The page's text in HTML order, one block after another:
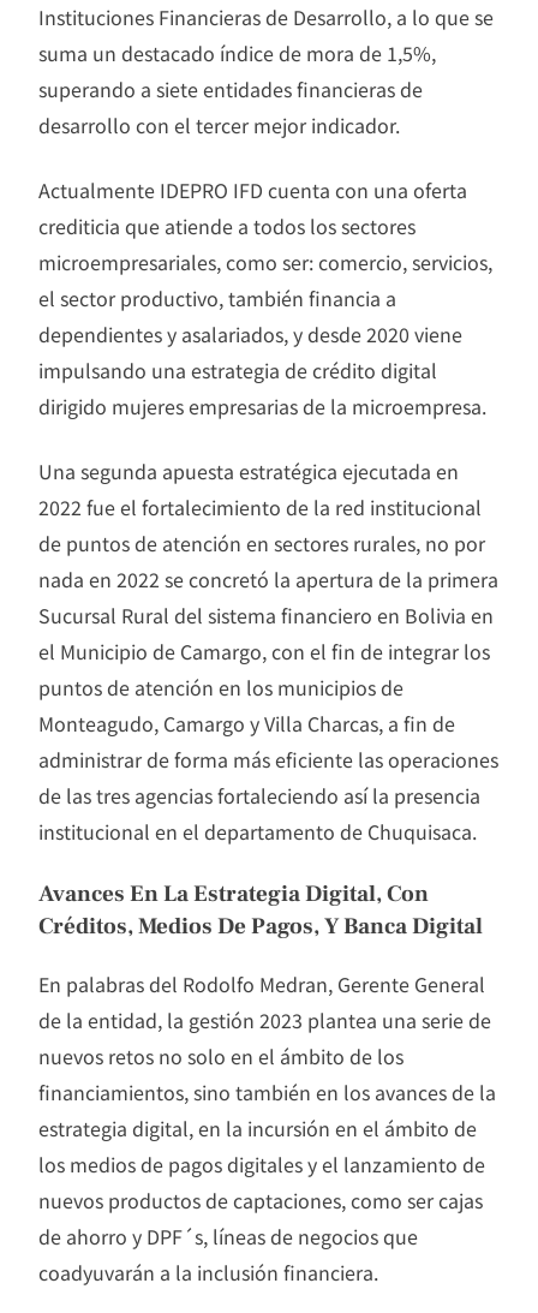
Instituciones Financieras de Desarrollo, a lo que se
suma un destacado índice de mora de 1,5%,
superando a siete entidades financieras de
desarrollo con el tercer mejor indicador.
Actualmente IDEPRO IFD cuenta con una oferta
crediticia que atiende a todos los sectores
microempresariales, como ser: comercio, servicios,
el sector productivo, también financia a
dependientes y asalariados, y desde 2020 viene
impulsando una estrategia de crédito digital
dirigido mujeres empresarias de la microempresa.
Una segunda apuesta estratégica ejecutada en
2022 fue el fortalecimiento de la red institucional
de puntos de atención en sectores rurales, no por
nada en 2022 se concretó la apertura de la primera
Sucursal Rural del sistema financiero en Bolivia en
el Municipio de Camargo, con el fin de integrar los
puntos de atención en los municipios de
Monteagudo, Camargo y Villa Charcas, a fin de
administrar de forma más eficiente las operaciones
de las tres agencias fortaleciendo así la presencia
institucional en el departamento de Chuquisaca.
Avances En La Estrategia Digital, Con
Créditos, Medios De Pagos, Y Banca Digital
En palabras del Rodolfo Medran, Gerente General
de la entidad, la gestión 2023 plantea una serie de
nuevos retos no solo en el ámbito de los
financiamientos, sino también en los avances de la
estrategia digital, en la incursión en el ámbito de
los medios de pagos digitales y el lanzamiento de
nuevos productos de captaciones, como ser cajas
de ahorro y DPF´s, líneas de negocios que
coadyuvarán a la inclusión financiera.